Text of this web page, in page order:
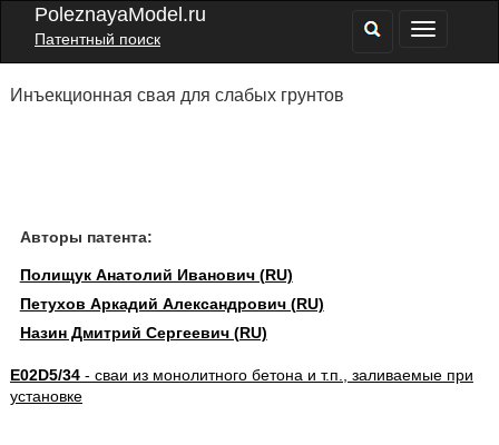
PoleznayaModel.ru
Патентный поиск
Инъекционная свая для слабых грунтов
Авторы патента:
Полищук Анатолий Иванович (RU)
Петухов Аркадий Александрович (RU)
Назин Дмитрий Сергеевич (RU)
E02D5/34- сваи из монолитного бетона и т.п., заливаемые при
установке